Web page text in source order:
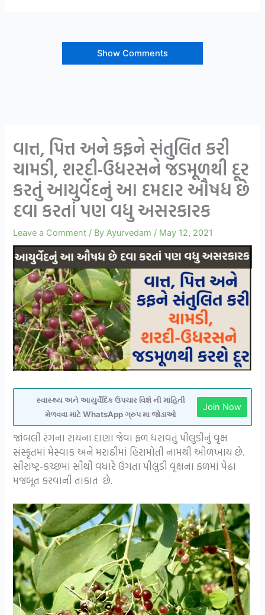
Show Comments
વાત્ત, પિત્ત અને કફને સંતુલિત કરી
ચામડી, શરદી-ઉધરસને જડમૂળથી દૂર
કરતું આયુર્વેદનું આ દમદાર ઔષધ છે
દવા કરતાં પણ વધુ અસરકારક
Leave a Comment / ByAyurvedam / May 12, 2021
સ્વાસ્થ્ય અને આયુર્વેદિક ઉપચાર વિશે ની માહિતી
મેળવવા માટે WhatsApp ગ્રુપ મા જોડાઓ
Join Now
જાંબલી રંગના રાયના દાણા જેવા ફળ ધરાવતું પીલુડીનું વૃક્ષ
સંસ્કૃતમાં મેસ્વાક અને મરાઠીમાં હિરામોતી નામથી ઓળખાય છે.
સૌરાષ્ટ્ર-કચ્છમાં સૌથી વધારે ઉગતા પીલુડી વૃક્ષના ફળમાં પેઢા
મજબૂત કરવાની તાકાત છે.